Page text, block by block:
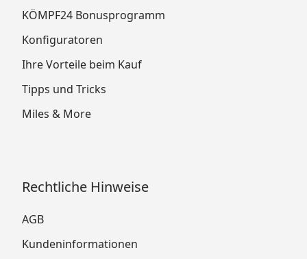
KÖMPF24 Bonusprogramm
Konfiguratoren
Ihre Vorteile beim Kauf
Tipps und Tricks
Miles & More
Rechtliche Hinweise
AGB
Kundeninformationen